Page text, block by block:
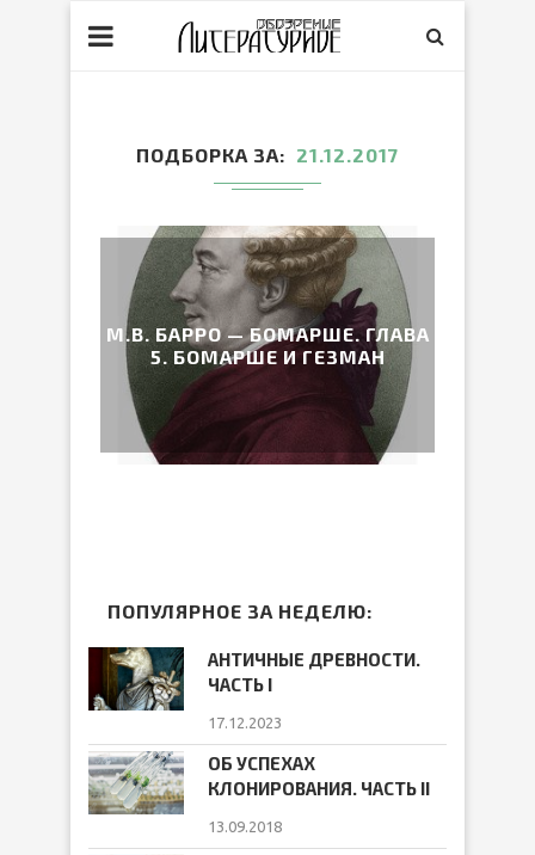
ПОДБОРКА ЗА 21.12.2017
М.В. БАРРО — БОМАРШЕ. ГЛАВА
5. БОМАРШЕ И ГЕЗМАН
ПОПУЛЯРНОЕ ЗА НЕДЕЛЮ:
АНТИЧНЫЕ ДРЕВНОСТИ.
ЧАСТЬ I
17.12.2023
ОБ УСПЕХАХ
КЛОНИРОВАНИЯ. ЧАСТЬ II
13.09.2018